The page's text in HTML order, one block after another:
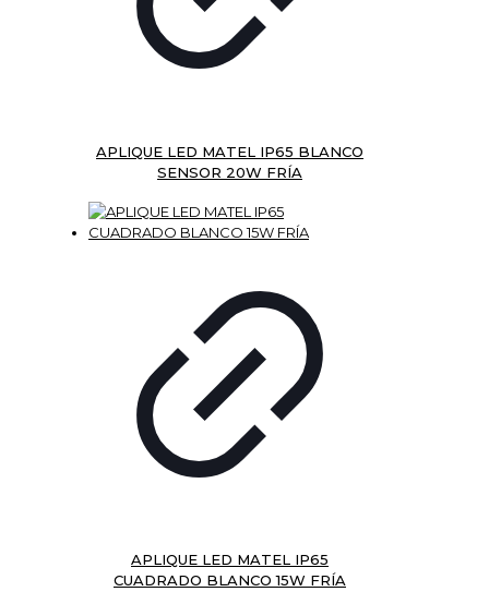
APLIQUE LED MATEL IP65 BLANCO
SENSOR 20W FRÍA
APLIQUE LED MATEL IP65
CUADRADO BLANCO 15W FRÍA